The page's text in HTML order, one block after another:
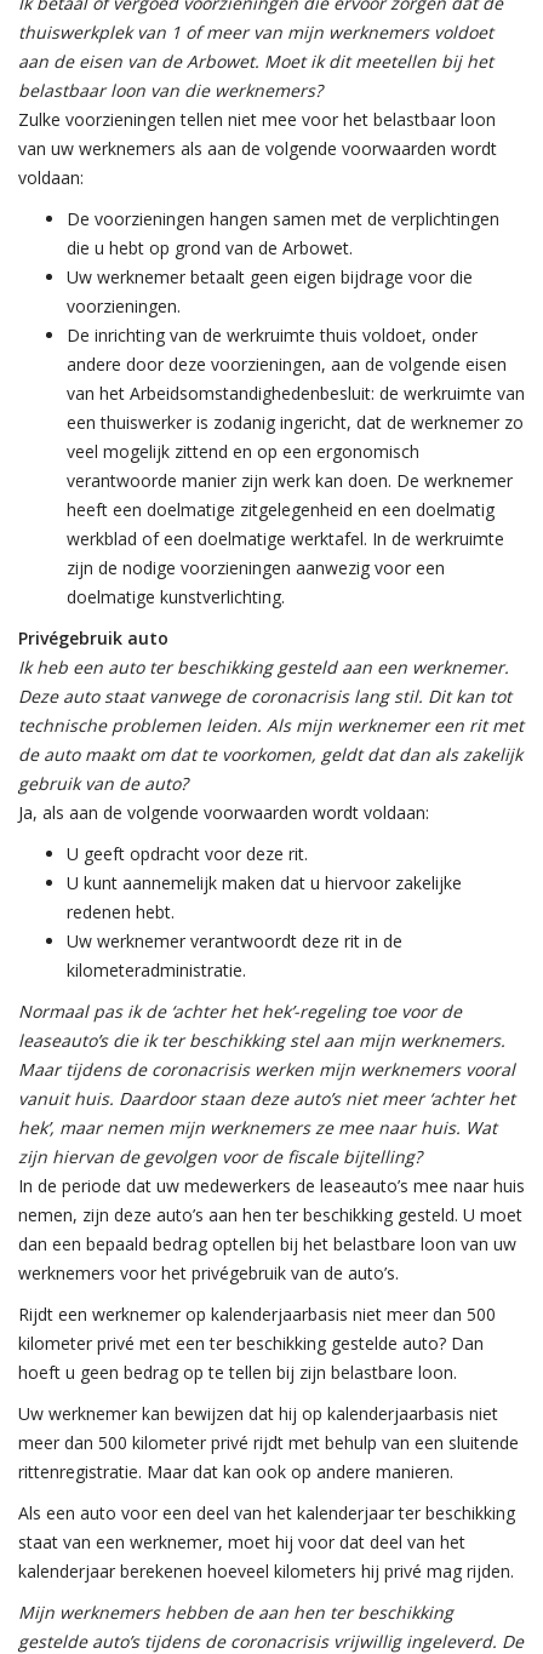
thuiswerkplek van 1 of meer van mijn werknemers voldoet
aan de eisen van de Arbowet. Moet ik dit meetellen bij het
belastbaar loon van die werknemers?
Zulke voorzieningen tellen niet mee voor het belastbaar loon
van uw werknemers als aan de volgende voorwaarden wordt
voldaan:
De voorzieningen hangen samen met de verplichtingen
die u hebt op grond van de Arbowet.
Uw werknemer betaalt geen eigen bijdrage voor die
voorzieningen.
De inrichting van de werkruimte thuis voldoet, onder
andere door deze voorzieningen, aan de volgende eisen
van het Arbeidsomstandighedenbesluit: de werkruimte van
een thuiswerker is zodanig ingericht, dat de werknemer zo
veel mogelijk zittend en op een ergonomisch
verantwoorde manier zijn werk kan doen. De werknemer
heeft een doelmatige zitgelegenheid en een doelmatig
werkblad of een doelmatige werktafel. In de werkruimte
zijn de nodige voorzieningen aanwezig voor een
doelmatige kunstverlichting.
Privégebruik auto
Ik heb een auto ter beschikking gesteld aan een werknemer.
Deze auto staat vanwege de coronacrisis lang stil. Dit kan tot
technische problemen leiden. Als mijn werknemer een rit met
de auto maakt om dat te voorkomen, geldt dat dan als zakelijk
gebruik van de auto?
Ja, als aan de volgende voorwaarden wordt voldaan:
U geeft opdracht voor deze rit.
U kunt aannemelijk maken dat u hiervoor zakelijke
redenen hebt.
Uw werknemer verantwoordt deze rit in de
kilometeradministratie.
Normaal pas ik de ‘achter het hek’-regeling toe voor de
leaseauto’s die ik ter beschikking stel aan mijn werknemers.
Maar tijdens de coronacrisis werken mijn werknemers vooral
vanuit huis. Daardoor staan deze auto’s niet meer ‘achter het
hek’, maar nemen mijn werknemers ze mee naar huis. Wat
zijn hiervan de gevolgen voor de fiscale bijtelling?
In de periode dat uw medewerkers de leaseauto’s mee naar huis
nemen, zijn deze auto’s aan hen ter beschikking gesteld. U moet
dan een bepaald bedrag optellen bij het belastbare loon van uw
werknemers voor het privégebruik van de auto’s.
Rijdt een werknemer op kalenderjaarbasis niet meer dan 500
kilometer privé met een ter beschikking gestelde auto? Dan
hoeft u geen bedrag op te tellen bij zijn belastbare loon.
Uw werknemer kan bewijzen dat hij op kalenderjaarbasis niet
meer dan 500 kilometer privé rijdt met behulp van een sluitende
rittenregistratie. Maar dat kan ook op andere manieren.
Als een auto voor een deel van het kalenderjaar ter beschikking
staat van een werknemer, moet hij voor dat deel van het
kalenderjaar berekenen hoeveel kilometers hij privé mag rijden.
Mijn werknemers hebben de aan hen ter beschikking
gestelde auto’s tijdens de coronacrisis vrijwillig ingeleverd. De